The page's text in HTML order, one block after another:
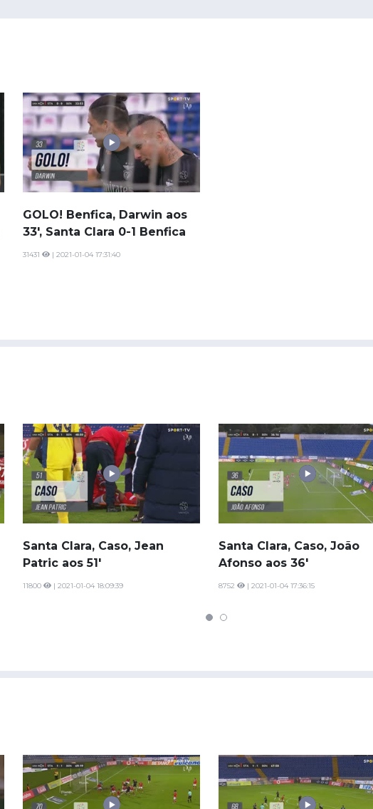
GOLO! Benfica, Darwin aos
33', Santa Clara 0-1 Benfica
31431 | 2021-01-04 17:31:40
Santa Clara, Caso, Jean
Patric aos 51'
11800 | 2021-01-04 18:09:39
Santa Clara, Caso, João
Afonso aos 36'
8752 | 2021-01-04 17:36:15